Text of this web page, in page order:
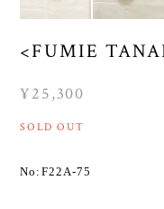
<FUMIE
¥25,300
SOLD OUT
No:F22A-75